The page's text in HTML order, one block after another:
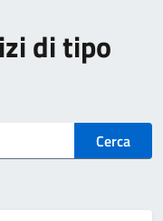
di tipo
Cerca